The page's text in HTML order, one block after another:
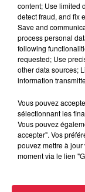
content; Use limited
detect fraud, and fix
Save and
process personal
following
requested; Use
other data sources;
information
Vous pouvez
sélectionnant les
Vous pouvez
accepter". Vos
pouvez mettre à
moment via le lien